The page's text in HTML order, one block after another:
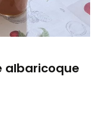
albaricoque